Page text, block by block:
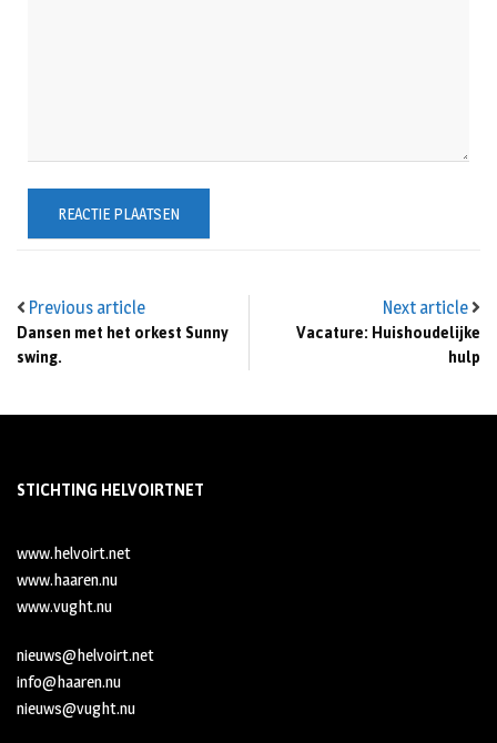
Previous article
Dansen met het orkest Sunny
swing.
Next article
Vacature: Huishoudelijke
hulp
STICHTING HELVOIRTNET
www.helvoirt.net
www.haaren.nu
www.vught.nu
nieuws@helvoirt.net
info@haaren.nu
nieuws@vught.nu